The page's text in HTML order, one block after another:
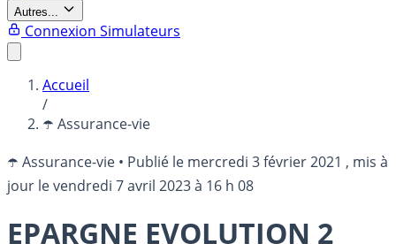
Autres...
Connexion Simulateurs
Accueil
/
☂️ Assurance-vie
☂️ Assurance-vie • Publié le mercredi 3 février 2021 , mis à
jour levendredi 7 avril 2023 à 16 h 08
EPARGNE EVOLUTION 2